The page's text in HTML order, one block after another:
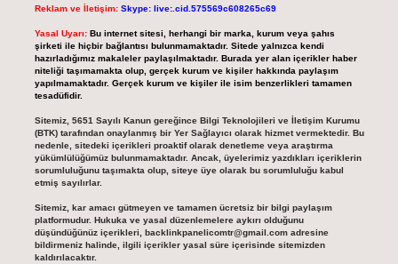
Reklam ve İletişim: Skype: live:.cid.575569c608265c69
Yasal Uyarı: Bu internet sitesi, herhangi bir marka, kurum veya şahıs
şirketi ile hiçbir bağlantısı bulunmamaktadır. Sitede yalnızca kendi
hazırladığımız makaleler paylaşılmaktadır. Burada yer alan içerikler haber
niteliği taşımamakta olup, gerçek kurum ve kişiler hakkında paylaşım
yapılmamaktadır. Gerçek kurum ve kişiler ile isim benzerlikleri tamamen
tesadüfidir.
Sitemiz, 5651 Sayılı Kanun gereğince Bilgi Teknolojileri ve İletişim Kurumu
(BTK) tarafından onaylanmış bir Yer Sağlayıcı olarak hizmet vermektedir. Bu
nedenle, sitedeki içerikleri proaktif olarak denetleme veya araştırma
yükümlülüğümüz bulunmamaktadır. Ancak, üyelerimiz yazdıkları içeriklerin
sorumluluğunu taşımakta olup, siteye üye olarak bu sorumluluğu kabul
etmiş sayılırlar.
Sitemiz, kar amacı gütmeyen ve tamamen ücretsiz bir bilgi paylaşım
platformudur. Hukuka ve yasal düzenlemelere aykırı olduğunu
düşündüğünüz içerikleri, backlinkpanelicomtr@gmail.comadresine
bildirmeniz halinde, ilgili içerikler yasal süre içerisinde sitemizden
kaldırılacaktır.